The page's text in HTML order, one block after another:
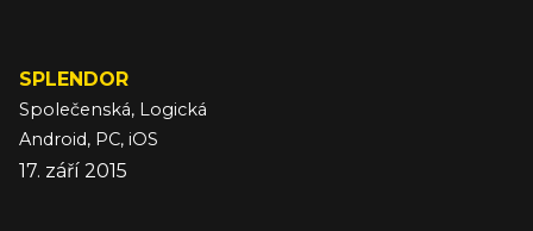
SPLENDOR
Společenská, Logická
Android, PC, iOS
17. září 2015